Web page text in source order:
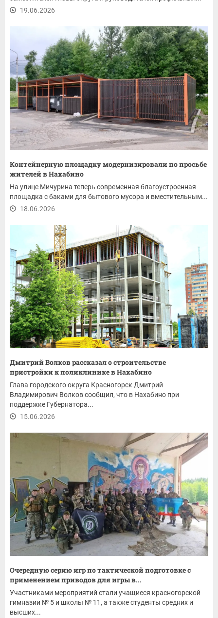
19.06.2026
Контейнерную площадку модернизировали по просьбе
жителей в Нахабино
На улице Мичурина теперь современная благоустроенная
площадка с баками для бытового мусора и вместительным...
18.06.2026
Дмитрий Волков рассказал о строительстве
пристройки к поликлинике в Нахабино
Глава городского округа Красногорск Дмитрий
Владимирович Волков сообщил, что в Нахабино при
поддержке Губернатора...
15.06.2026
Очередную серию игр по тактической подготовке с
применением приводов для игры в...
Участниками мероприятий стали учащиеся красногорской
гимназии № 5 и школы № 11, а также студенты средних и
высших...